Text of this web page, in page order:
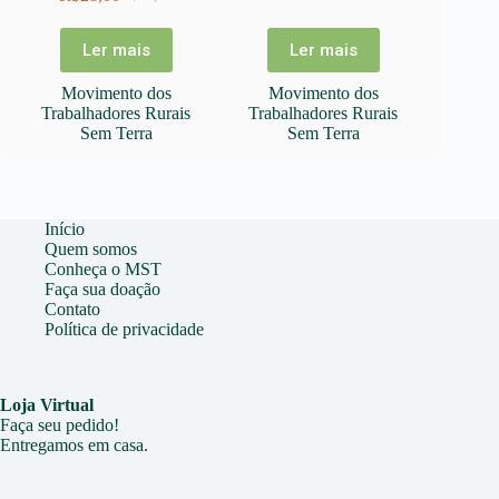
Grãos e cereais
Groceries
Jardinagem
Juice
Laticínios e frios
Livros
Óleos
Padaria
Produtoras
Assentamento Campos
Assentamento Zumbi dos Palmares
Campo Vivo
Camponeses
Capirotinho
Chico Amado
Cooperana
Cooperarca
preço
original
R$30,00.
preço
atual
R$28,00.
Ler mais
Movimento dos
Trabalhadores Rurais
Sem Terra
Ler mais
Movimento dos
Trabalhadores Rurais
Sem Terra
Início
Quem somos
Conheça o MST
Faça sua doação
Contato
Política de privacidade
Loja Virtual
Faça seu pedido!
Entregamos em casa.